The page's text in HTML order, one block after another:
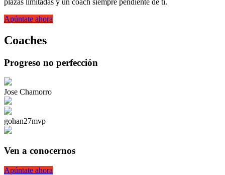
Apúntate ahora
Coaches
Progreso no perfección
Jose Chamorro
gohan27mvp
Ven a conocernos
Apúntate ahora